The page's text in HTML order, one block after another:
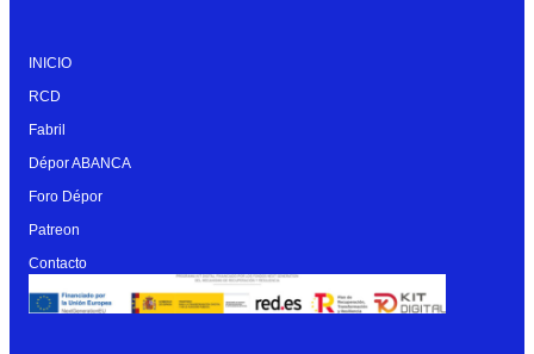
INICIO
RCD
Fabril
Dépor ABANCA
Foro Dépor
Patreon
Contacto